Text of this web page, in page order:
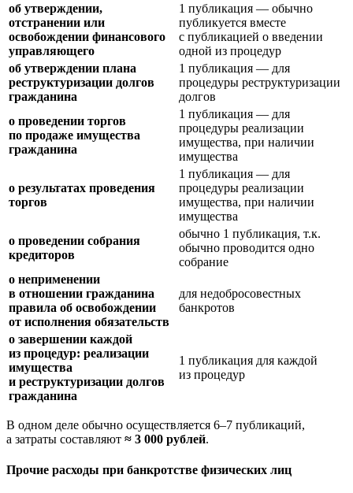
об утверждении,
отстранении или
освобождении финансового
управляющего
1 публикация — обычно
публикуется вместе
с публикацией о введении
одной из процедур
об утверждении плана
реструктуризации долгов
гражданина
1 публикация — для
процедуры реструктуризации
долгов
о проведении торгов
по продаже имущества
гражданина
1 публикация — для
процедуры реализации
имущества, при наличии
имущества
о результатах проведения
торгов
1 публикация — для
процедуры реализации
имущества, при наличии
имущества
о проведении собрания
кредиторов
обычно 1 публикация, т.к.
обычно проводится одно
собрание
о неприменении
в отношении гражданина
правила об освобождении
от исполнения обязательств
для недобросовестных
банкротов
о завершении каждой
из процедур: реализации
имущества
и реструктуризации долгов
гражданина
1 публикация для каждой
из процедур
В одном деле обычно осуществляется 6–7 публикаций,
а затраты составляют ≈ 3 000 рублей.
Прочие расходы при банкротстве физических лиц